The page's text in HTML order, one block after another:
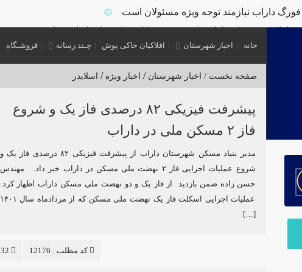
داراب نیازمند توجه ویژه مسئولان است ۞
شهرستان داراب با حضور مدیرکل سیاسی استانداری فارس
گشت مشترک بازرسی در شهرستان ۞
۞
منگنز داراب ۞
داراب/کشف سلاح جنگی و تلفن ماهواره ای از این باند
خانه اخبار شهرستان افلاکیان خاکی پوش چـند رسانه فروشـگاه
صفحه نخست / اخبار شهرستان / اخبار ویژه / اسلایدر
پیشرفت فیزیکی ۸۲ درصدی فاز یک و شروع
فاز ۲ مسکن ملی در داراب
مدیر بنیاد مسکن شهرستان داراب از پیشرفت فیزیکی ۸۲ درصدی فاز یک و
شروع عملیات اجرایی فاز ۲ نهضت ملی مسکن در داراب خبر داد. مهندس
حسن زاده ضمن بازدید از فاز یک و دو نهضت ملی مسکن داراب اظهار کرد:
عملیات اجرایی اسکلت فاز یک نهضت ملی مسکن که از مردادماه سال ۱۴٠۱
[…]
کد مطلب : 12176